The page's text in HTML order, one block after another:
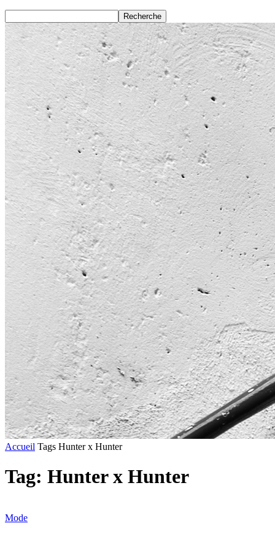
Accueil Tags Hunter x Hunter
Tag: Hunter x Hunter
Mode